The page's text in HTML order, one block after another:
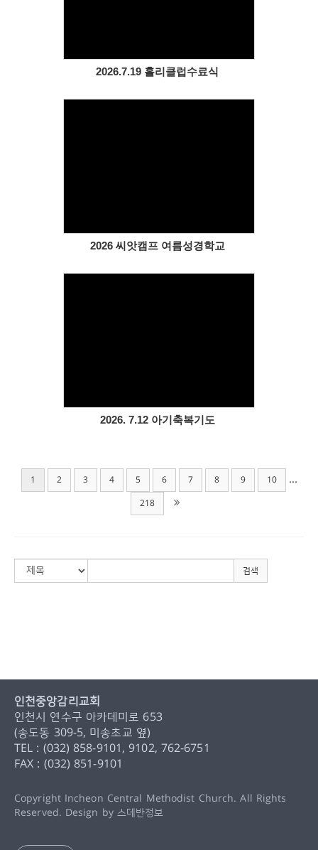
2026.7.19 홀리클럽수료식
2026 씨앗캠프 여름성경학교
2026. 7.12 아기축복기도
1 2 3 4 5 6 7 8 9 10 ...
218
검색
인천중앙감리교회
인천시 연수구 아카데미로 653
(송도동 309-5, 미송초교 옆)
TEL : (032) 858-9101, 9102, 762-6751
FAX : (032) 851-9101
Copyright Incheon Central Methodist Church. All Rights
Reserved. Design by 스데반정보